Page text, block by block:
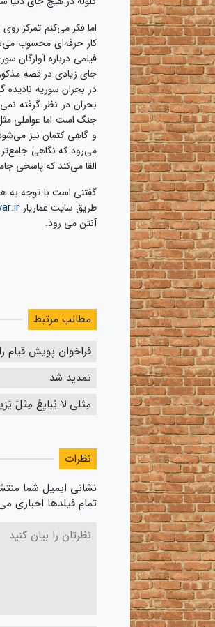
اما فکر می‌کنم تمرکز
کار حرفه‌ای محسوب
فیلمی درباره آوارگان
جای زیادی در قصه
در بحران سوریه
بحران در نظر گرفته
جنگ است اما عواملی
می‌رود که نگاهی
القا می‌کند که پاسخی
طریق سایت عماریار
آنتن می رود.
مطالب مرتبط
فراخوان پویش قیام
تمدید شد
مِثلی لا یُبایِعُ مِثلَ
نظرات
نشانی ایمیل شما
تمام فیلدها اجباری